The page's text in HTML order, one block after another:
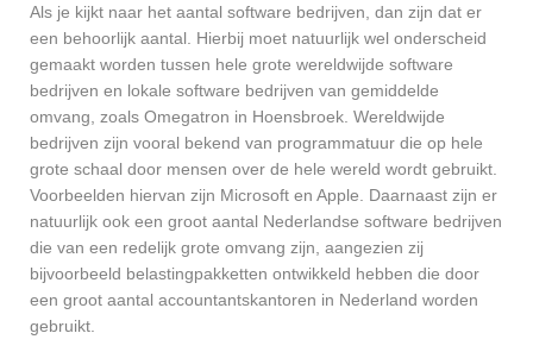
Als je kijkt naar het aantal software bedrijven, dan zijn dat er
een behoorlijk aantal. Hierbij moet natuurlijk wel onderscheid
gemaakt worden tussen hele grote wereldwijde software
bedrijven en lokale software bedrijven van gemiddelde
omvang, zoals Omegatron in Hoensbroek. Wereldwijde
bedrijven zijn vooral bekend van programmatuur die op hele
grote schaal door mensen over de hele wereld wordt gebruikt.
Voorbeelden hiervan zijn Microsoft en Apple. Daarnaast zijn er
natuurlijk ook een groot aantal Nederlandse software bedrijven
die van een redelijk grote omvang zijn, aangezien zij
bijvoorbeeld belastingpakketten ontwikkeld hebben die door
een groot aantal accountantskantoren in Nederland worden
gebruikt.